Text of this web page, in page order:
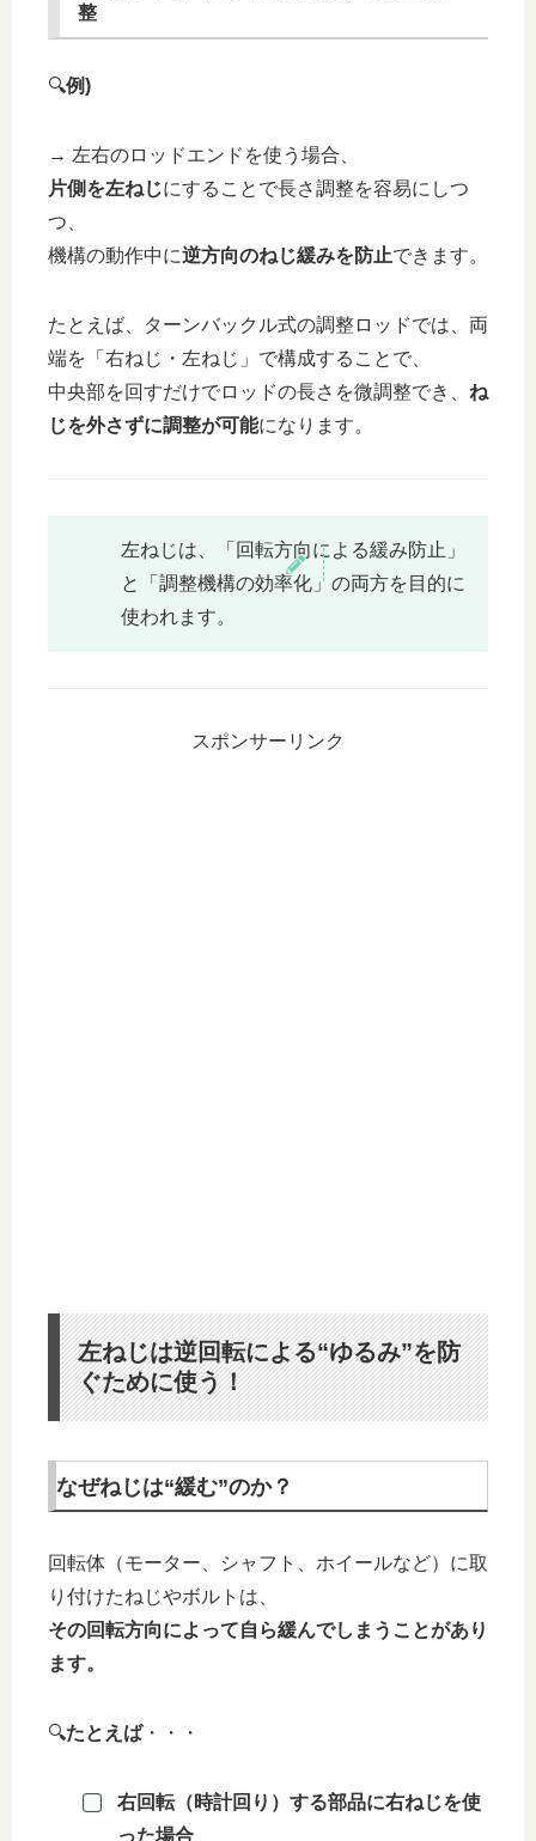
整
🔍例)
→ 左右のロッドエンドを使う場合、
片側を左ねじにすることで長さ調整を容易にしつ
つ、
機構の動作中に逆方向のねじ緩みを防止できます。
たとえば、ターンバックル式の調整ロッドでは、両
端を「右ねじ・左ねじ」で構成することで、
中央部を回すだけでロッドの長さを微調整でき、 ね
じを外さずに調整が可能になります。
左ねじは、「回転方向による緩み防止」
と「調整機構の効率化」の両方を目的に
使われます。
スポンサーリンク
左ねじは逆回転による“ゆるみ”を防
ぐために使う！
なぜねじは“緩む”のか？
回転体（モーター、シャフト、ホイールなど）に取
り付けたねじやボルトは、
その回転方向によって自ら緩んでしまうことがあり
ます。
🔍たとえば・・・
右回転（時計回り）する部品に右ねじを使
った場合